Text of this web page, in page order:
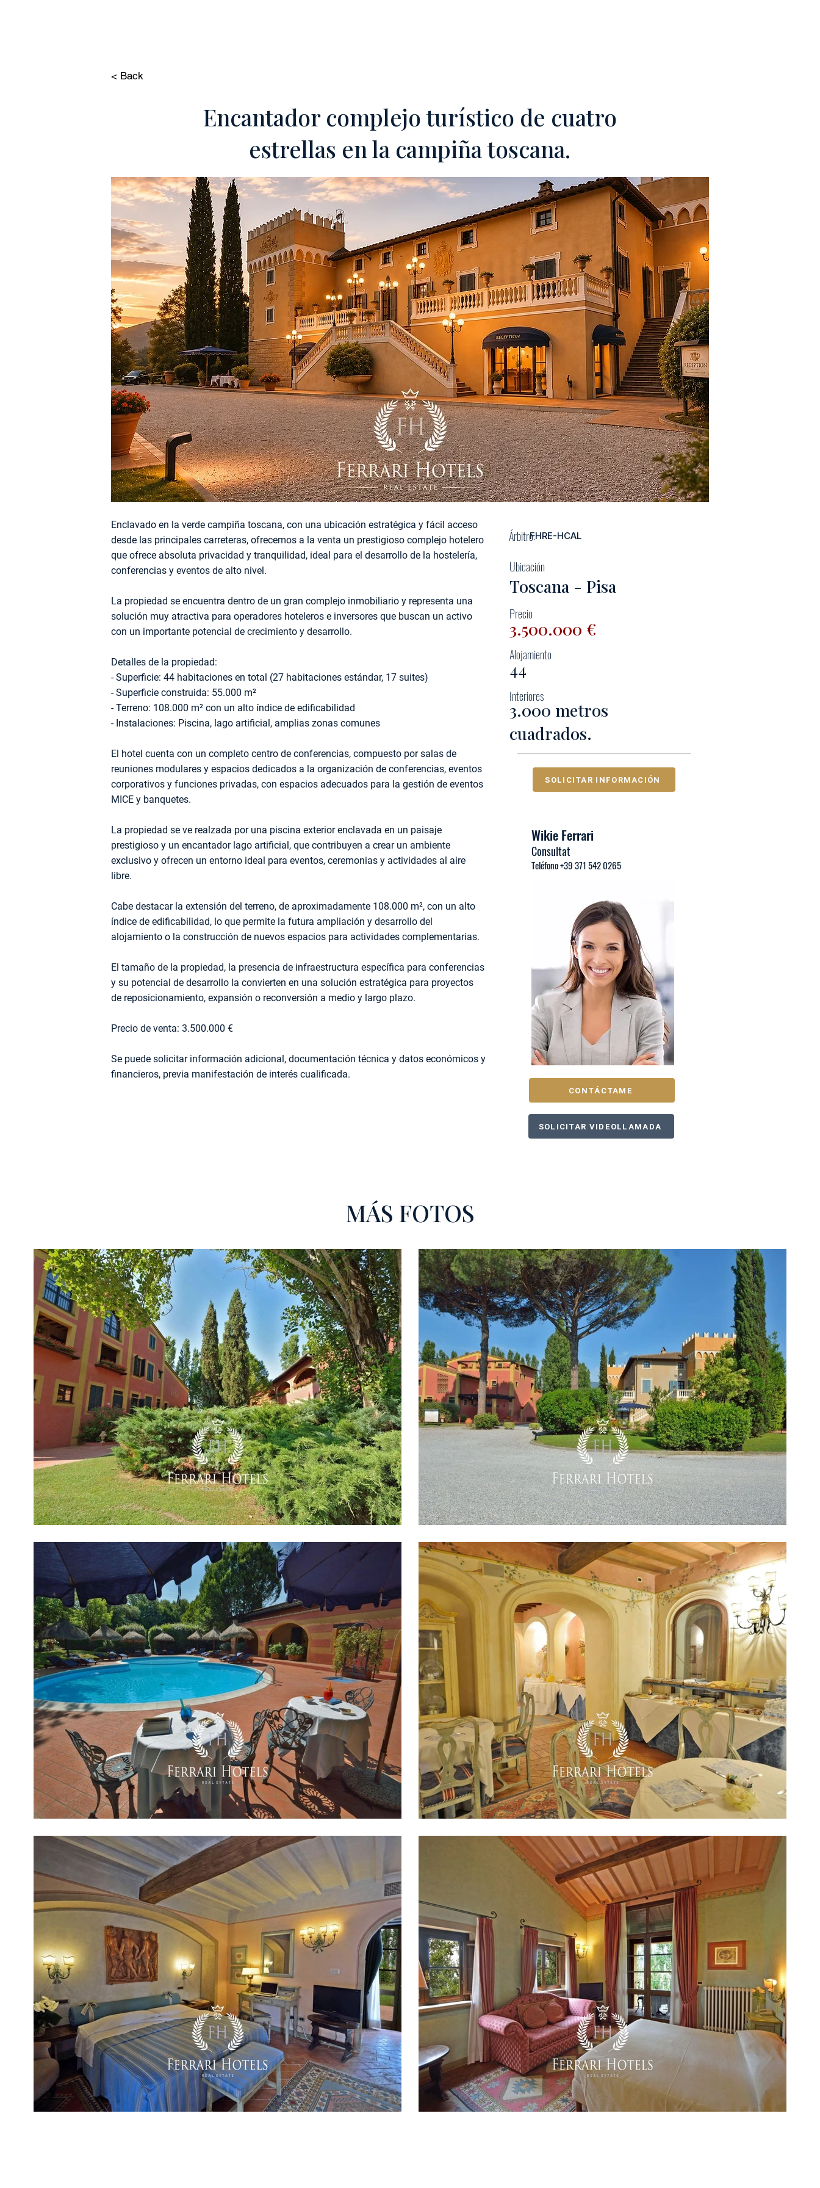
< Back
Encantador complejo turístico de cuatro
estrellas en la campiña toscana.
Enclavado en la verde campiña toscana, con una ubicación estratégica y fácil acceso
desde las principales carreteras, ofrecemos a la venta un prestigioso complejo hotelero
que ofrece absoluta privacidad y tranquilidad, ideal para el desarrollo de la hostelería,
conferencias y eventos de alto nivel.
La propiedad se encuentra dentro de un gran complejo inmobiliario y representa una
solución muy atractiva para operadores hoteleros e inversores que buscan un activo
con un importante potencial de crecimiento y desarrollo.
Detalles de la propiedad:
- Superficie: 44 habitaciones en total (27 habitaciones estándar, 17 suites)
- Superficie construida: 55.000 m²
- Terreno: 108.000 m² con un alto índice de edificabilidad
- Instalaciones: Piscina, lago artificial, amplias zonas comunes
El hotel cuenta con un completo centro de conferencias, compuesto por salas de
reuniones modulares y espacios dedicados a la organización de conferencias, eventos
corporativos y funciones privadas, con espacios adecuados para la gestión de eventos
MICE y banquetes.
La propiedad se ve realzada por una piscina exterior enclavada en un paisaje
prestigioso y un encantador lago artificial, que contribuyen a crear un ambiente
exclusivo y ofrecen un entorno ideal para eventos, ceremonias y actividades al aire
libre.
Cabe destacar la extensión del terreno, de aproximadamente 108.000 m², con un alto
índice de edificabilidad, lo que permite la futura ampliación y desarrollo del
alojamiento o la construcción de nuevos espacios para actividades complementarias.
El tamaño de la propiedad, la presencia de infraestructura específica para conferencias
y su potencial de desarrollo la convierten en una solución estratégica para proyectos
de reposicionamiento, expansión o reconversión a medio y largo plazo.
Precio de venta: 3.500.000 €
Se puede solicitar información adicional, documentación técnica y datos económicos y
financieros, previa manifestación de interés cualificada.
Árbitro:FHRE-HCAL
Ubicación
Toscana - Pisa
Precio
3.500.000 €
Alojamiento
44
Interiores
3.000 metros
cuadrados.
SOLICITAR INFORMACIÓN
Wikie Ferrari
Consultat
Teléfono +39 371 542 0265
CONTÁCTAME
SOLICITAR VIDEOLLAMADA
MÁS FOTOS